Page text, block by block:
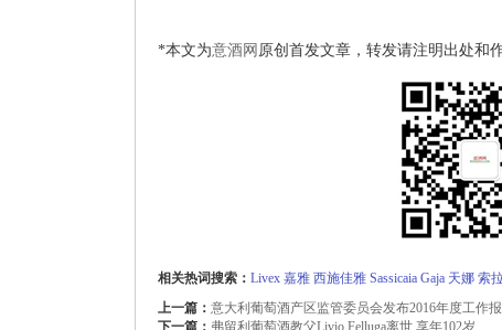
*本文为意酒网 原创首发文章，转发请注明出处和
相关热词搜索： Livex 嘉雅 西施佳雅 Sassicaia Gaja 天娜 索
上一篇： 意大利葡萄酒产区监管委员会发布2016年度工作
下一篇： 弗留利葡萄酒教父Livio Felluga离世 享年102岁